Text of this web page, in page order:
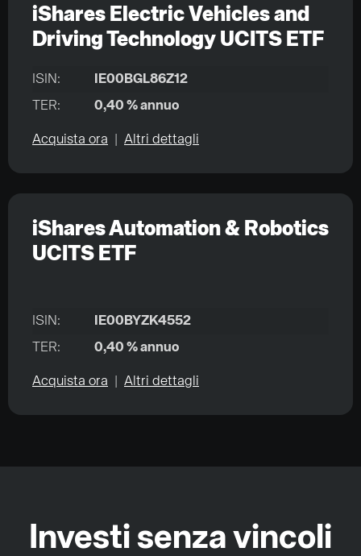
iShares Electric Vehicles and
Driving Technology UCITS ETF
ISIN:
IE00BGL86Z12
TER:
0,40 % annuo
Acquista ora Altri dettagli
iShares Automation & Robotics
UCITS ETF
ISIN:
IE00BYZK4552
TER:
0,40 % annuo
Acquista ora Altri dettagli
Investi senza vincoli